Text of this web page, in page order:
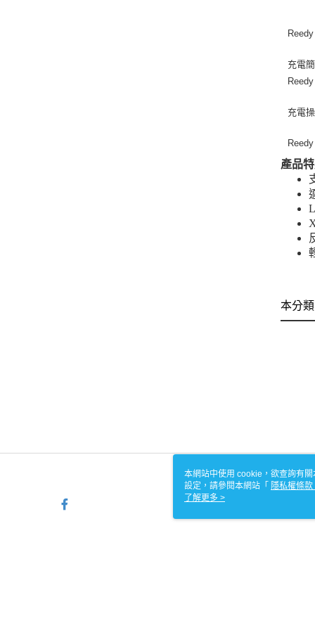
充電
充電
產品
本分
本網站中使用 cookie，欲查詢有
設定，請參閱本網站「 隱私權條款
使用 cookie。
了解更多 >